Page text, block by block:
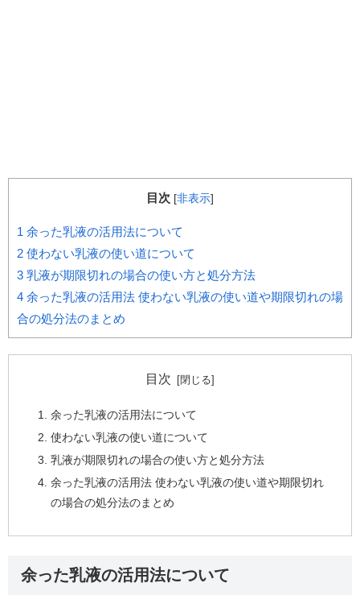
目次 [非表示]
1 余った乳液の活用法について
2 使わない乳液の使い道について
3 乳液が期限切れの場合の使い方と処分方法
4 余った乳液の活用法 使わない乳液の使い道や期限切れの場
合の処分法のまとめ
目次
余った乳液の活用法について
使わない乳液の使い道について
乳液が期限切れの場合の使い方と処分方法
余った乳液の活用法 使わない乳液の使い道や期限切れ
の場合の処分法のまとめ
余った乳液の活用法について